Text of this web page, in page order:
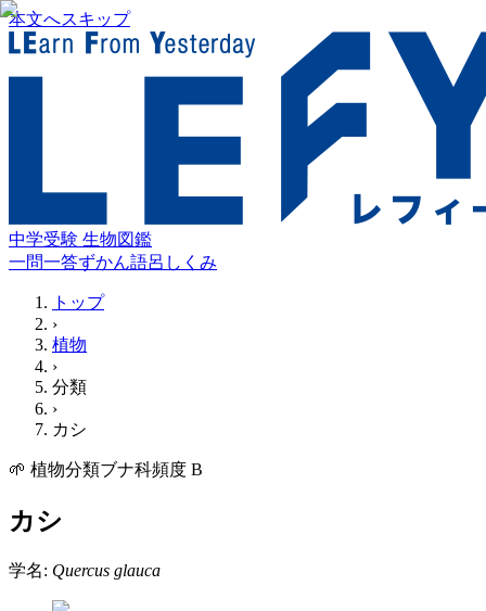
本文へスキップ
中学受験 生物図鑑
一問一答ずかん語呂 しくみ
トップ
›
植物
›
分類
›
カシ
🌱 植物分類ブナ科頻度 B
カシ
学名: Quercus glauca